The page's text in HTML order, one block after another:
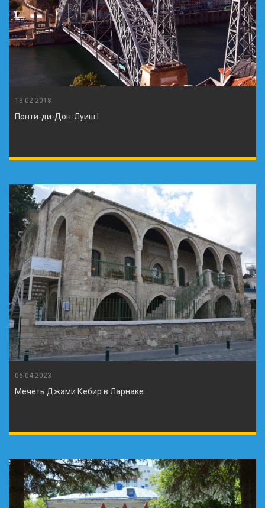
13-02-2018
Понти-ди-Дон-Луиш I
06-04-2023
Мечеть Джами Кебир в Ларнаке